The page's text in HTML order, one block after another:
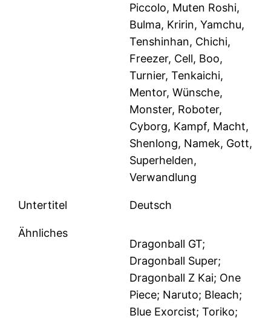
Piccolo, Muten Roshi,
Bulma, Kririn, Yamchu,
Tenshinhan, Chichi,
Freezer, Cell, Boo,
Turnier, Tenkaichi,
Mentor, Wünsche,
Monster, Roboter,
Cyborg, Kampf, Macht,
Shenlong, Namek, Gott,
Superhelden,
Verwandlung
Untertitel Deutsch
Ähnliches
Dragonball GT;
Dragonball Super;
Dragonball Z Kai; One
Piece; Naruto; Bleach;
Blue Exorcist; Toriko;